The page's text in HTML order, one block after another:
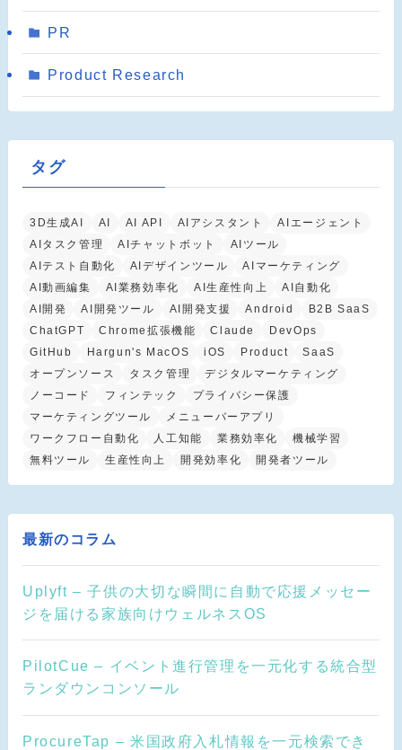
PR
Product Research
タグ
3D生成AI AI AI API AIアシスタント
AIエージェント
AIタスク管理
AIチャットボット
AIツール
AIテスト自動化
AIデザインツール
AIマーケティング
AI動画編集
AI業務効率化 AI生産性向上
AI自動化
AI開発
AI開発ツール AI開発支援 Android
B2B SaaS
ChatGPT
Chrome拡張機能 Claude
DevOps
GitHub
Hargun's MacOS iOS Product
SaaS
オープンソース
タスク管理
デジタルマーケティング
ノーコード
フィンテック
プライバシー保護
マーケティングツール
メニューバーアプリ
ワークフロー自動化
人工知能 業務効率化
機械学習
無料ツール
生産性向上 開発効率化 開発者ツール
最新のコラム
Uplyft – 子供の大切な瞬間に自動で応援メッセー
ジを届ける家族向けウェルネスOS
PilotCue – イベント進行管理を一元化する統合型
ランダウンコンソール
ProcureTap – 米国政府入札情報を一元検索でき